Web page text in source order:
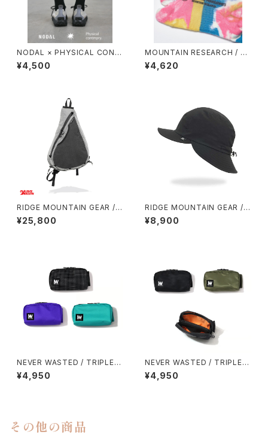
NODAL × PHYSICAL CONT
MPRY.
¥4,500
MOUNTAIN RESEARCH / TI
E DYE TABI
¥4,620
RIDGE MOUNTAIN GEAR / S
ASH PACK
¥25,800
RIDGE MOUNTAIN GEAR / S
HADE CAP
¥8,900
NEVER WASTED / TRIPLEY
ES
¥4,950
NEVER WASTED / TRIPLEY
ES（MA-1）
¥4,950
その他の商品